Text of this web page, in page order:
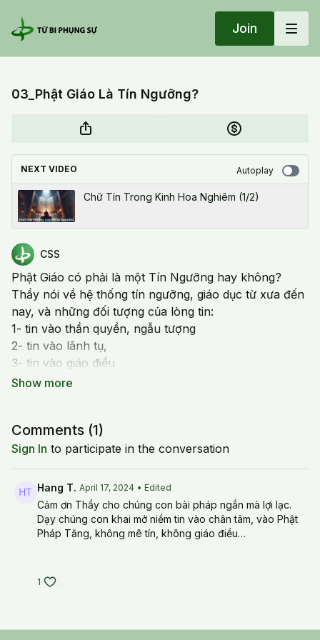
Join
03_Phật Giáo Là Tín Ngưỡng?
NEXT VIDEO Autoplay
Chữ Tín Trong Kinh Hoa Nghiêm (1/2)
CSS
Phật Giáo có phải là một Tín Ngưỡng hay không?
Thầy nói về hệ thống tín ngưỡng, giáo dục từ xưa đến
nay, và những đối tượng của lòng tin:
1- tin vào thần quyền, ngẫu tượng
2- tin vào lãnh tụ,
3- tin vào giáo điều
4- tin vào khoa học
7- tin vào chân tánh
8 -tin vào Phật Pháp Tăng, Chân Thiện Mỹ
20240414 Sun_03_Phật Giáo Là Tín Ngưỡng?
Comments (1)
Sign In to participate in the conversation
Hang T. April 17, 2024 • Edited
Cảm ơn Thầy cho chúng con bài pháp ngắn mà lợi lạc.
Dạy chúng con khai mở niềm tin vào chân tâm, vào Phật
Pháp Tăng, không mê tín, không giáo điều…
1